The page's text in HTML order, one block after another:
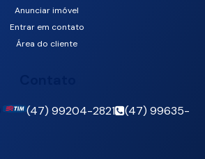
Anunciar imóvel
Entrar em contato
Área do cliente
(47) 99204-2821
(47) 99635-